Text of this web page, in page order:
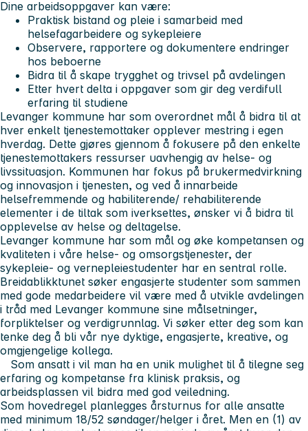
Dine arbeidsoppgaver kan være:
Praktisk bistand og pleie i samarbeid med
helsefagarbeidere og sykepleiere
Observere, rapportere og dokumentere endringer
hos beboerne
Bidra til å skape trygghet og trivsel på avdelingen
Etter hvert delta i oppgaver som gir deg verdifull
erfaring til studiene
Levanger kommune har som overordnet mål å bidra til at
hver enkelt tjenestemottaker opplever mestring i egen
hverdag. Dette gjøres gjennom å fokusere på den enkelte
tjenestemottakers ressurser uavhengig av helse- og
livssituasjon. Kommunen har fokus på brukermedvirkning
og innovasjon i tjenesten, og ved å innarbeide
helsefremmende og habiliterende/ rehabiliterende
elementer i de tiltak som iverksettes, ønsker vi å bidra til
opplevelse av helse og deltagelse.
Levanger kommune har som mål og øke kompetansen og
kvaliteten i våre helse- og omsorgstjenester, der
sykepleie- og vernepleiestudenter har en sentral rolle.
Breidablikktunet søker engasjerte studenter som sammen
med gode medarbeidere vil være med å utvikle avdelingen
i tråd med Levanger kommune sine målsetninger,
forpliktelser og verdigrunnlag. Vi søker etter deg som kan
tenke deg å bli vår nye dyktige, engasjerte, kreative, og
omgjengelige kollega.
Som ansatt i vil man ha en unik mulighet til å tilegne seg
erfaring og kompetanse fra klinisk praksis, og
arbeidsplassen vil bidra med god veiledning.
Som hovedregel planlegges årsturnus for alle ansatte
med minimum 18/52 søndager/helger i året. Men en (1) av